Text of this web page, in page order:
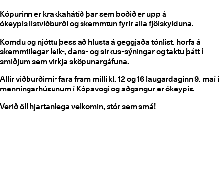
Kópurinn er krakkahátíð þar sem boðið er upp á
ókeypis listviðburði og skemmtun fyrir alla fjölskylduna.
Komdu og njóttu þess að hlusta á geggjaða tónlist, horfa á
skemmtilegar leik-, dans- og sirkus-sýningar og taktu þátt í
smiðjum sem virkja sköpunargáfuna.
Allir viðburðirnir fara fram milli kl. 12 og 16 laugardaginn 9. maí í
menningarhúsunum í Kópavogi og aðgangur er ókeypis.
Verið öll hjartanlega velkomin, stór sem smá!